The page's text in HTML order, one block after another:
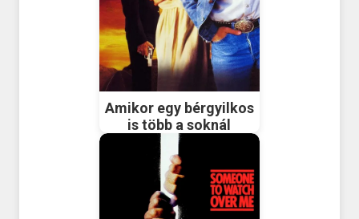
Amikor egy bérgyilkos
is több a soknál